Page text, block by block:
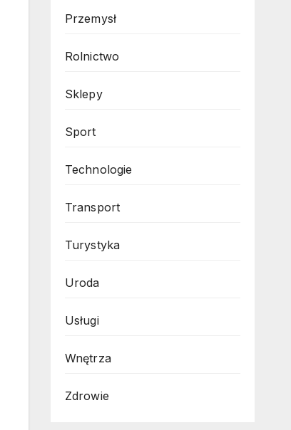
Przemysł
Rolnictwo
Sklepy
Sport
Technologie
Transport
Turystyka
Uroda
Usługi
Wnętrza
Zdrowie